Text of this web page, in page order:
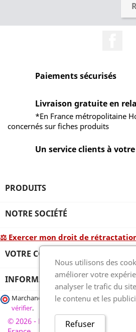
Paiements sécurisés
Livraison gratuite en
*En France métropolitaine
concernés sur fiches produits
Un service clients à
PRODUITS
NOTRE SOCIÉTÉ
⚖ Exercer mon droit de
VOTRE COMPTE
INFORMATIONS
Marchand approuvé par la Société des
vérifier.
© 2026 - France-plaques-
Nous utilisons des
améliorer votre
analyser le trafic du
le contenu et les
Refuser